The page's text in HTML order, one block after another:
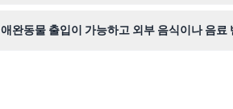
애완동물 출입이 가능하고 외부 음식이나 음료